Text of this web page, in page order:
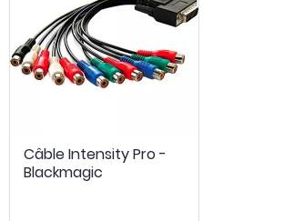
Câble Intensity Pro -
Blackmagic